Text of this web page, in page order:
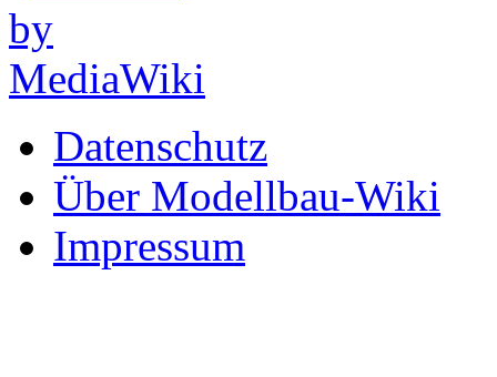
Datenschutz
Über Modellbau-Wiki
Impressum